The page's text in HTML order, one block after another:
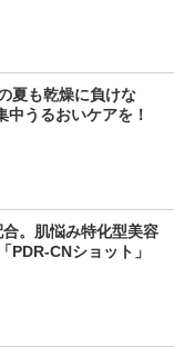
夏も乾燥に負けな
中うるおいケアを！
合。肌悩み特化型美容
PDR-CNショット」